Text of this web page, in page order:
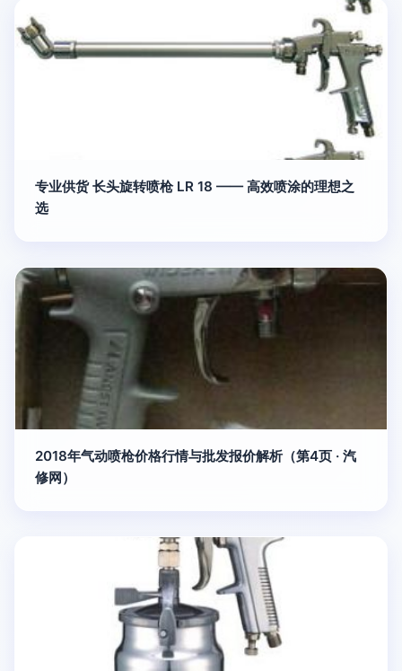
专业供货 长头旋转喷枪 LR 18 —— 高效喷涂的理想之
选
2018年气动喷枪价格行情与批发报价解析（第4页 · 汽
修网）